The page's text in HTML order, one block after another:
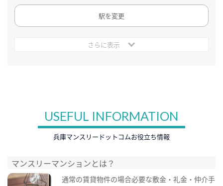
駅を変更
さらに表示
USEFUL INFORMATION
兵庫マンスリードットコムお役立ち情報
マンスリーマンションとは？
通常の賃貸物件の場合必要な敷金・礼金・仲介手